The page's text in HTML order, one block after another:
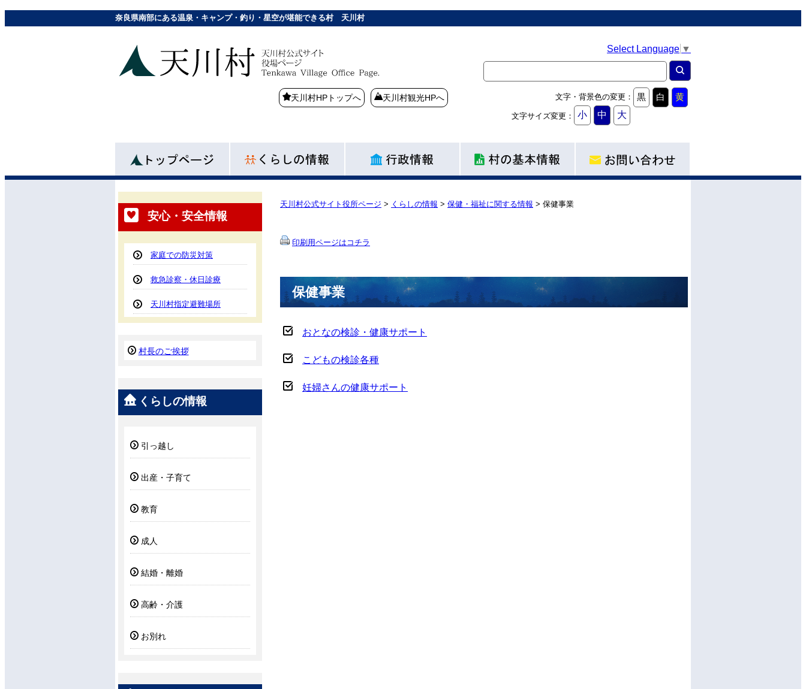
奈良県南部にある温泉・キャンプ・釣り・星空が堪能できる村 天川村
天川村観光HPへ
天川村HPトップへ
Select Language ▼
黄
白
黒
文字・背景色の変更：
大
中
小
文字サイズ変更：
安心・安全情報
家庭での防災対策
救急診察・休日診療
天川村指定避難場所
村長のご挨拶
くらしの情報
引っ越し
出産・子育て
教育
成人
結婚・離婚
高齢・介護
お別れ
天川村公式サイト役所ページ > くらしの情報 > 保健・福祉に関する情報 > 保健事業
印刷用ページはコチラ
保健事業
おとなの検診・健康サポート
こどもの検診各種
妊婦さんの健康サポート